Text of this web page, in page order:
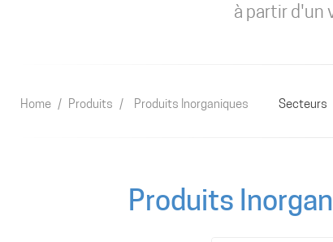
à partir d'un
Home / Produits / Produits Inorganiques Secteurs
Produits